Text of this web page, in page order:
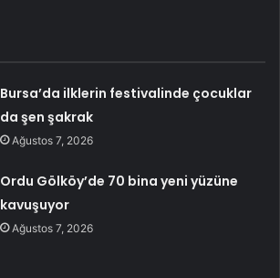
Bursa’da ilklerin festivalinde çocuklar
da şen şakrak
Ağustos 7, 2026
Ordu Gölköy’de 70 bina yeni yüzüne
kavuşuyor
Ağustos 7, 2026